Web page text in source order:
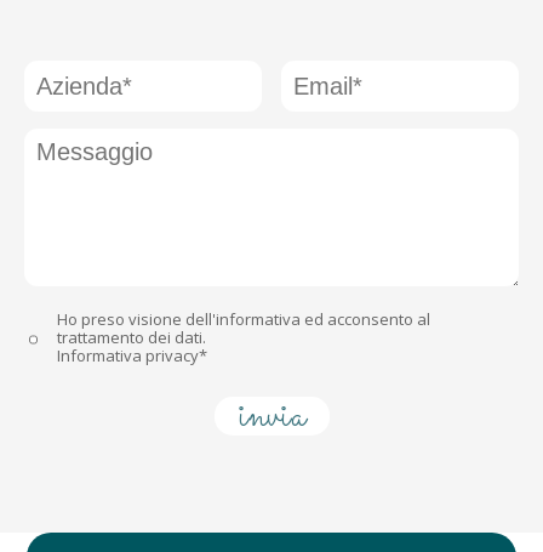
Ho preso visione dell'informativa ed acconsento al
trattamento dei dati.
Informativa privacy*